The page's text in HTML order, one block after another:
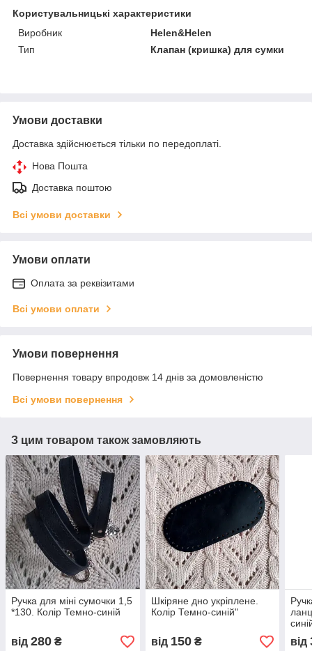
Користувальницькі характеристики
Виробник
Helen&Helen
Тип
Клапан (кришка) для сумки
Умови доставки
Доставка здійснюється тільки по передоплаті.
Нова Пошта
Доставка поштою
Всі умови доставки
Умови оплати
Оплата за реквізитами
Всі умови оплати
Умови повернення
Повернення товару впродовж 14 днів за домовленістю
Всі умови повернення
З цим товаром також замовляють
Ручка для міні сумочки 1,5
*130. Колір Темно-синій
від 280 ₴
Шкіряне дно укріплене.
Колір Темно-синій"
від 150₴ від